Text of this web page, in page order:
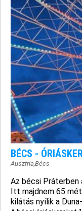
BÉCS -
Ausztria,Bécs
Az bécsi Práterben
Itt majdnem 65
kilátás nyílik a